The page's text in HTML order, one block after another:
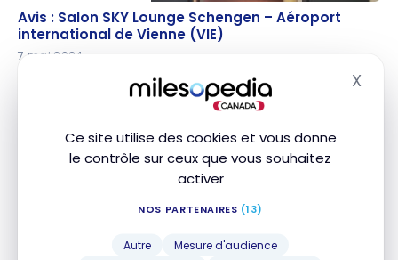
Ce site utilise des cookies et vous donne
le contrôle sur ceux que vous souhaitez
activer
NOS PARTENAIRES (13)
Autre
Mesure d'audience
X
Avis : Salon SKY Lounge Schengen – Aéroport
international de Vienne (VIE)
Avis : Salon SKY Lounge Schengen – Aéroport
international de Vienne (VIE)
7 mai 2024